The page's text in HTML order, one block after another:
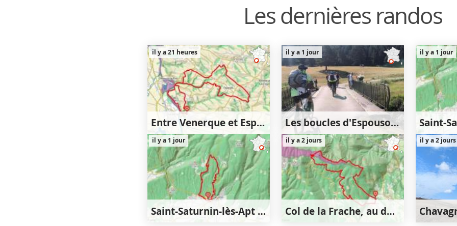
Les dernières randos
il y a 21 heures
Entre Venerque et Espanès
25km
450m
450m
il y a 1 jour
Les boucles d'Espousouille
36km
830m
830m
il y a 1 jour
9km
il y a 1 jour
Saint-Saturnin-lès-Apt - Lourète - Vaucarlenque
il y a 2 jours
Col de la Frache, au départ d'Aurel
il y a 2 jours